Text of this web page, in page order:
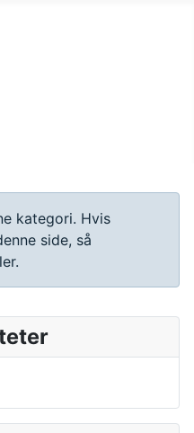
kategori. Hvis
side, så